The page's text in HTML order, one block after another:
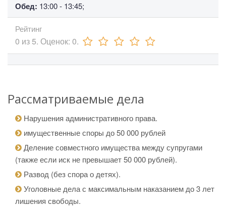
Обед: 13:00 - 13:45;
Рейтинг
0 из5. Оценок: 0.
Рассматриваемые дела
Нарушения административного права.
имущественные споры до 50 000 рублей
Деление совместного имущества между супругами
(также если иск не превышает 50 000 рублей).
Развод (без спора о детях).
Уголовные дела с максимальным наказанием до 3 лет
лишения свободы.